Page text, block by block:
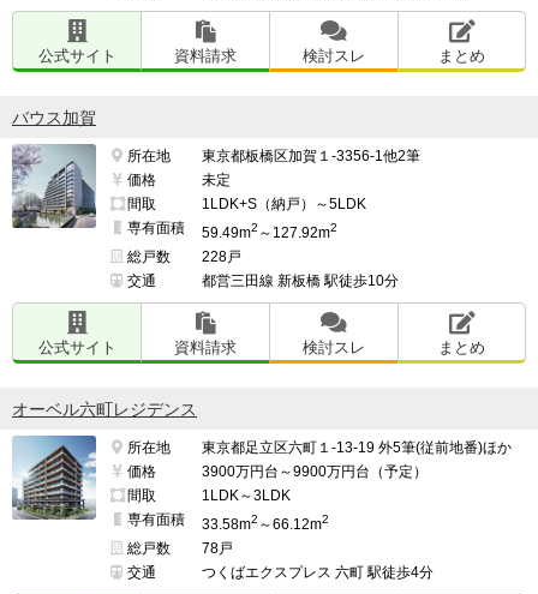
公式サイト 資料請求 検討スレ まとめ
バウス加賀
所在地
東京都板橋区加賀１-3356-1他2筆
価格
未定
間取
1LDK+S（納戸）～5LDK
専有面積
59.49m2 ～127.92m2
総戸数
228戸
交通
都営三田線 新板橋 駅徒歩10分
公式サイト 資料請求 検討スレ まとめ
オーベル六町レジデンス
所在地
東京都足立区六町１-13-19 外5筆(従前地番)ほか
価格
3900万円台～9900万円台（予定）
間取
1LDK～3LDK
専有面積
33.58m2 ～66.12m2
総戸数
78戸
交通
つくばエクスプレス 六町 駅徒歩4分